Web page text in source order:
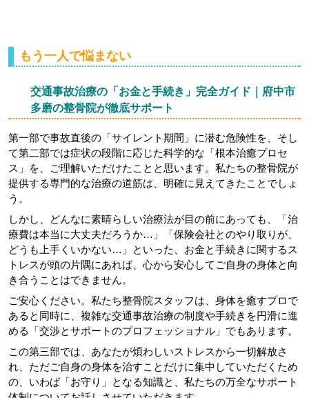
もう一人で悩まない
交通事故治療の「お金と手続き」完全ガイド｜府中市
多磨の整骨院が徹底サポート
第一部で事故直後の「サイレント期間」に潜む危険性を、そし
て第二部では症状の段階に応じた科学的な「根本治癒プロセ
ス」を、ご理解いただけたことと思います。私たちの整骨院が
提供する専門的な治療の道筋は、明確に見えてきたことでしょ
う。
しかし、どんなに素晴らしい治療法が目の前にあっても、「治
療費は本当に大丈夫だろうか…」「保険会社とのやり取りが、
どうも上手くいかない…」といった、お金と手続きに関するス
トレスが頭の片隅にあれば、心から安心してご自身の身体と向
き合うことはできません。
ご安心ください。私たち整骨院スタッフは、身体を癒すプロで
あると同時に、複雑な交通事故治療の制度や手続きを円滑に進
める「交渉とサポートのプロフェッショナル」でもあります。
この第三部では、あなたが煩わしいストレスから一切解放さ
れ、ただご自身の身体を治すことだけに集中していただくため
の、いわば「お守り」となる知識と、私たちの万全なサポート